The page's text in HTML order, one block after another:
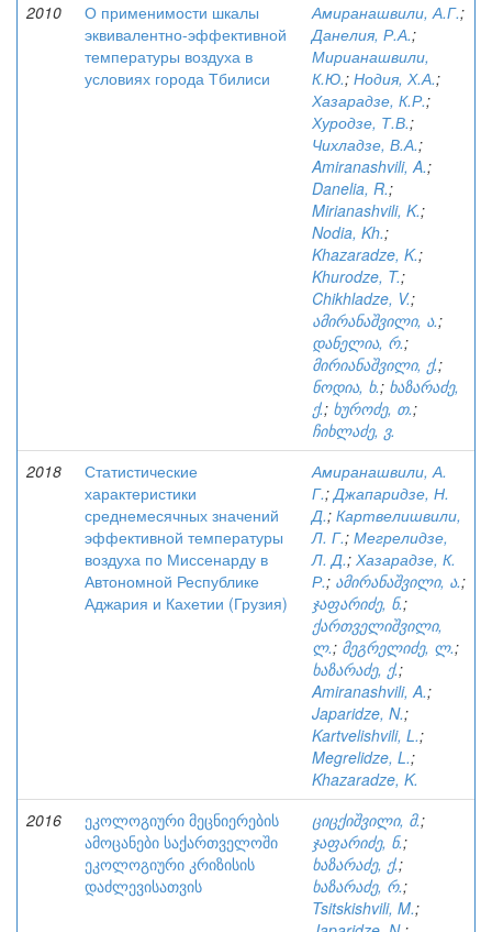
2010
О применимости шкалы
эквивалентно-эффективной
температуры воздуха в
условиях города Тбилиси
Амиранашвили, А.Г.;
Данелия, Р.А.;
Мирианашвили,
К.Ю.; Нодия, Х.А.;
Хазарадзе, К.Р.;
Хуродзе, Т.В.;
Чихладзе, В.А.;
Amiranashvili, A.;
Danelia, R.;
Mirianashvili, K.;
Nodia, Kh.;
Khazaradze, K.;
Khurodze, T.;
Chikhladze, V.;
ამირანაშვილი, ა.;
დანელია, რ.;
მირიანაშვილი, ქ.;
ნოდია, ხ.; ხაზარაძე,
ქ.; ხუროძე, თ.;
ჩიხლაძე, ვ.
2018
Статистические
характеристики
среднемесячных значений
эффективной температуры
воздуха по Миссенарду в
Автономной Республике
Аджария и Кахетии (Грузия)
Амиранашвили, А.
Г.;Джапаридзе, Н.
Д.; Картвелишвили,
Л. Г.; Мегрелидзе,
Л. Д.; Хазарадзе, К.
Р.; ამირანაშვილი, ა.;
ჯაფარიძე, ნ.;
ქართველიშვილი,
ლ.; მეგრელიძე, ლ.;
ხაზარაძე, ქ.;
Amiranashvili, A.;
Japaridze, N.;
Kartvelishvili, L.;
Megrelidze, L.;
Khazaradze, K.
2016
ეკოლოგიური მეცნიერების
ამოცანები საქართველოში
ეკოლოგიური კრიზისის
დაძლევისათვის
ციცქიშვილი, მ.;
ჯაფარიძე, ნ.;
ხაზარაძე, ქ.;
ხაზარაძე, რ.;
Tsitskishvili, M.;